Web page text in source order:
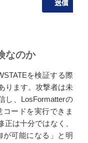
なのか
を検証する際
ります。攻撃者は未
し、LosFormatterの
ードを実行できま
は十分ではなく、
可能になる」と明